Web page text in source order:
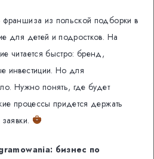
из польской подборки в
для детей и подростков. На
читается быстро: бренд,
инвестиции. Но для
Нужно понять, где будет
процессы придется держать
бизнес по